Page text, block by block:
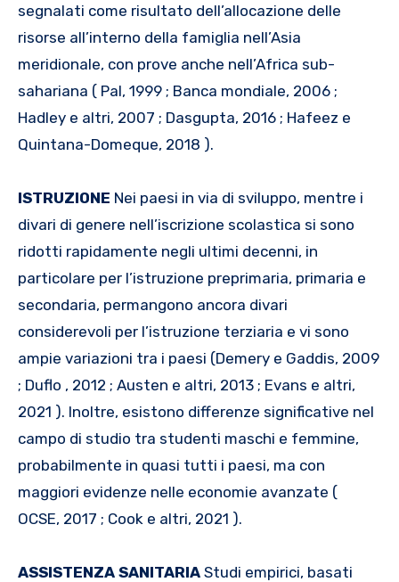
segnalati come risultato dell’allocazione delle
risorse all’interno della famiglia nell’Asia
meridionale, con prove anche nell’Africa sub-
sahariana ( Pal, 1999 ; Banca mondiale, 2006 ;
Hadley e altri, 2007 ; Dasgupta, 2016 ; Hafeez e
Quintana-Domeque, 2018 ).
ISTRUZIONE Nei paesi in via di sviluppo, mentre i
divari di genere nell’iscrizione scolastica si sono
ridotti rapidamente negli ultimi decenni, in
particolare per l’istruzione preprimaria, primaria e
secondaria, permangono ancora divari
considerevoli per l’istruzione terziaria e vi sono
ampie variazioni tra i paesi (Demery e Gaddis, 2009
; Duflo , 2012 ; Austen e altri, 2013 ; Evans e altri,
2021 ). Inoltre, esistono differenze significative nel
campo di studio tra studenti maschi e femmine,
probabilmente in quasi tutti i paesi, ma con
maggiori evidenze nelle economie avanzate (
OCSE, 2017 ; Cook e altri, 2021 ).
ASSISTENZA SANITARIA Studi empirici, basati